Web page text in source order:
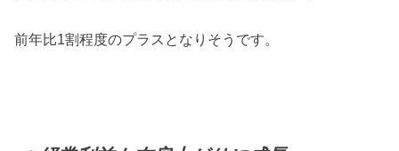
前年比1割程度のプラスとなりそうです。